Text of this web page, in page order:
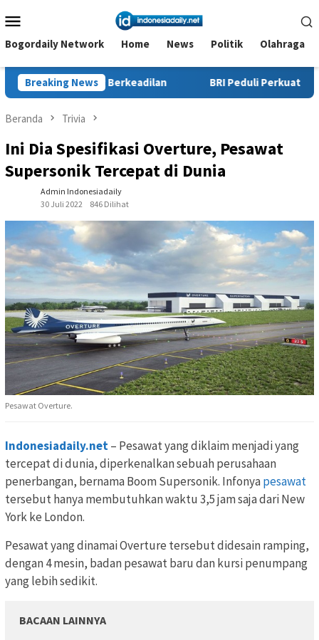
ke
kontenMobile
Bogordaily Network Home News Politik Olahraga
Breaking News BRI Peduli Perkuat Layanan Kesehatan
Beranda Trivia
Ini Dia Spesifikasi Overture, Pesawat
Supersonik Tercepat di Dunia
Admin Indonesiadaily
30 Juli 2022
846 Dilihat
Pesawat Overture.
Indonesiadaily.net– Pesawat yang diklaim menjadi yang
tercepat di dunia, diperkenalkan sebuah perusahaan
penerbangan, bernama Boom Supersonik. Infonyapesawat
tersebut hanya membutuhkan waktu 3,5 jam saja dari New
York ke London.
Pesawat yang dinamai Overture tersebut didesain ramping,
dengan 4 mesin, badan pesawat baru dan kursi penumpang
yang lebih sedikit.
BACAAN LAINNYA